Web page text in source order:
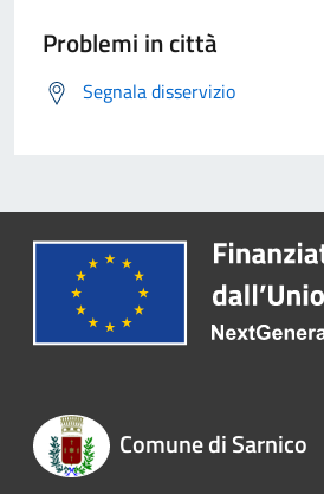
Problemi in città
Segnala disservizio
Comune di Sarnico